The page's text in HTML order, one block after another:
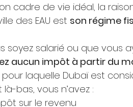
cadre de vie idéal, la
des EAU est son régime
soyez salarié ou que vous
aucun impôt à partir du
laquelle Dubaï est
là-bas, vous n’avez :
sur le revenu